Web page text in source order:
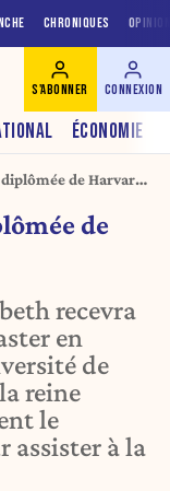
CHRONIQUES
ÉCONOMIE
S'ABONNER CONNEXION
de Harvard
de
recevra
en
de
reine
le
assister à la